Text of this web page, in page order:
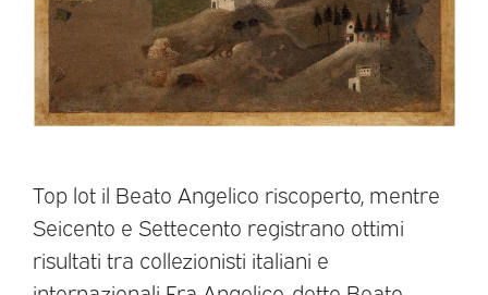
Top lot il Beato Angelico riscoperto, mentre
Seicento e Settecento registrano ottimi
risultati tra collezionisti italiani e